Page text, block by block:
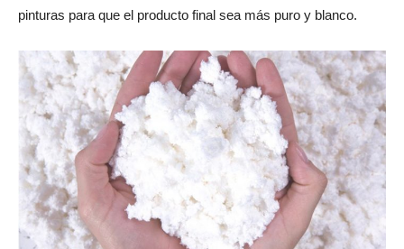
pinturas para que el producto final sea más puro y blanco.